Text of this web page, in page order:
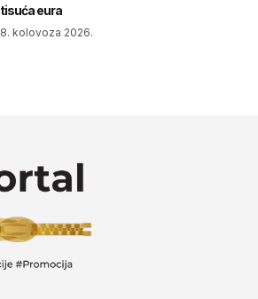
tisuća eura
8. kolovoza 2026.